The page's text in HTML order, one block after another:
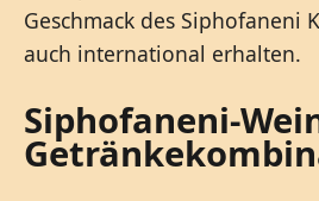
Geschmack des Siphofaneni
auch international erhalten.
Siphofaneni-